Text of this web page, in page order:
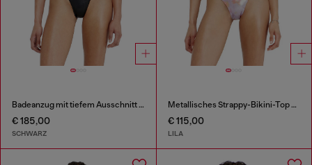
Badeanzug mit tiefem Ausschnitt aus schimmerndem Stoff
€ 185,00
SCHWARZ
Metallisches Strappy-Bikini-Top mit Blumenprint
€ 115,00
LILA